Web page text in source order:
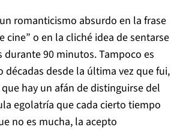
romanticismo absurdo en la frase
cine” o en la cliché idea de sentarse
durante 90 minutos. Tampoco es
décadas desde la última vez que fui,
hay un afán de distinguirse del
egolatría que cada cierto tiempo
no es mucha, la acepto